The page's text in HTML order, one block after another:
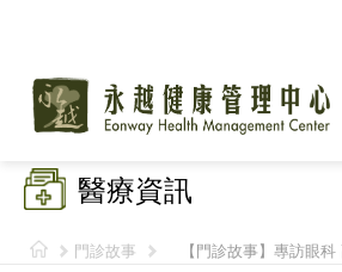
醫療資訊
門診故事 【門診故事】專訪眼